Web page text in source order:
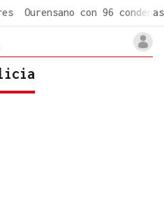
Ourensano con 96 condenas